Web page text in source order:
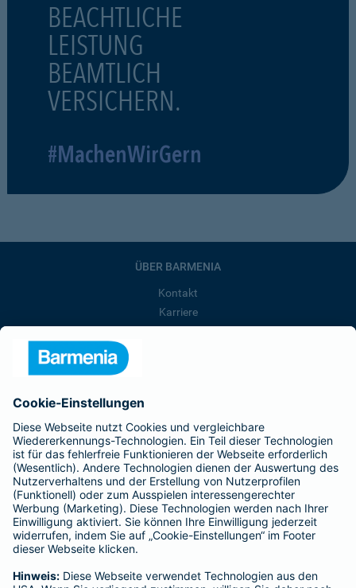
BEACHTLICHE
LEISTUNG
BEAMTLICH
VERSICHERN.
#MachenWirGern
ÜBER BARMENIA
Kontakt
Karriere
Barmenia ist Teil der BarmeniaGothaer
BELIEBTE SEITEN
Kranken-Zusatzversicherung
Tierversicherungen
Haftpflichtversicherung
Hausratversicherung